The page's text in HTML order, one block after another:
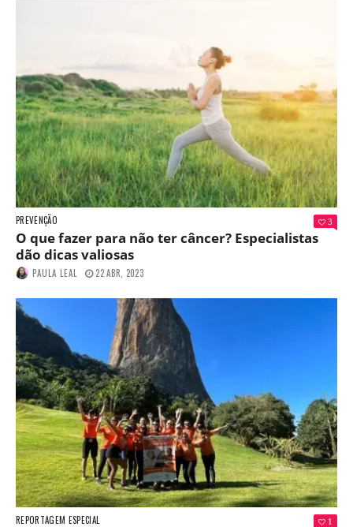
PREVENÇÃO 3
O que fazer para não ter câncer? Especialistas
dão dicas valiosas
PAULA LEAL 22 ABR, 2023
REPORTAGEM ESPECIAL 1